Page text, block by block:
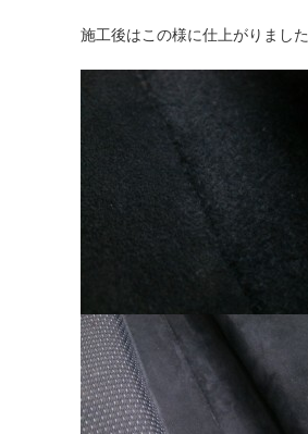
施工後はこの様に仕上がりました